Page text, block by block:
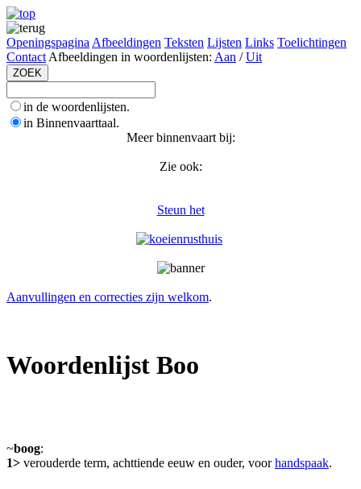
Openingspagina Afbeeldingen Teksten Lijsten Links Toelichtingen
Contact Afbeeldingen in woordenlijsten: Aan /Uit
in de woordenlijsten.
in Binnenvaarttaal.
Meer binnenvaart bij:
Zie ook:
Steun het
Aanvullingen en correcties zijn welkom.
Woordenlijst Boo
~boog:
1> verouderde term, achttiende eeuw en ouder, voorhandspaak.